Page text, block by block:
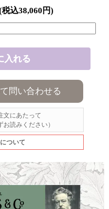
込38,060円)
問い合わせる
文にあたって
お読みください）
ついて